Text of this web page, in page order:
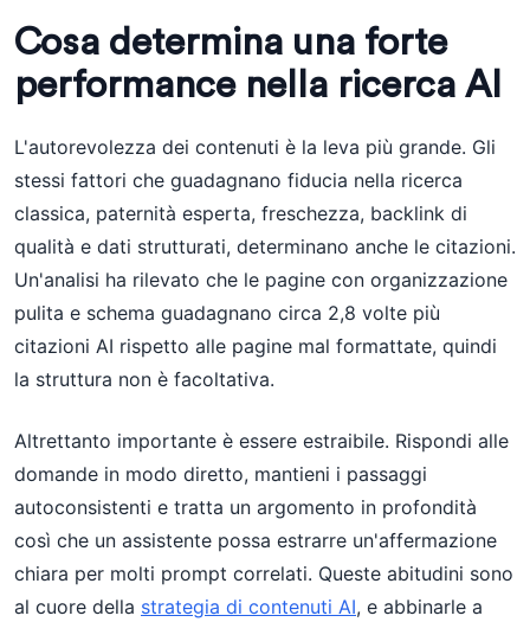
Cosa determina una forte
performance nella ricerca AI
L'autorevolezza dei contenuti è la leva più grande. Gli
stessi fattori che guadagnano fiducia nella ricerca
classica, paternità esperta, freschezza, backlink di
qualità e dati strutturati, determinano anche le citazioni.
Un'analisi ha rilevato che le pagine con organizzazione
pulita e schema guadagnano circa 2,8 volte più
citazioni AI rispetto alle pagine mal formattate, quindi
la struttura non è facoltativa.
Altrettanto importante è essere estraibile. Rispondi alle
domande in modo diretto, mantieni i passaggi
autoconsistenti e tratta un argomento in profondità
così che un assistente possa estrarre un'affermazione
chiara per molti prompt correlati. Queste abitudini sono
al cuore della strategia di contenuti AI, e abbinarle a